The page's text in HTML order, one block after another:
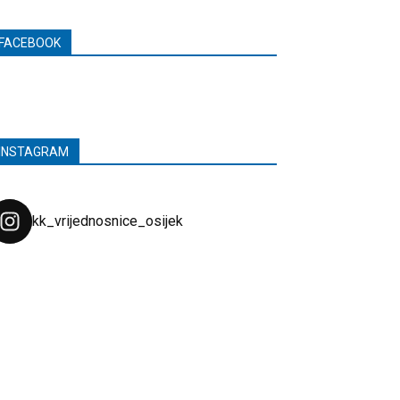
FACEBOOK
INSTAGRAM
kk_vrijednosnice_osijek